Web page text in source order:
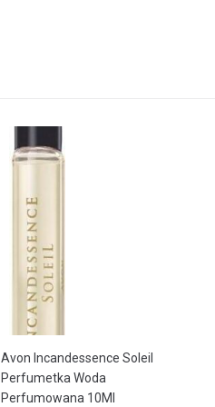
Avon Incandessence Soleil
Perfumetka Woda
Perfumowana 10Ml